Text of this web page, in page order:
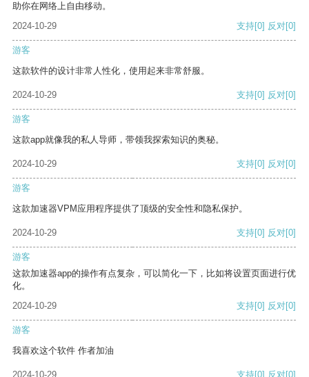
助你在网络上自由移动。
2024-10-29
支持[0] 反对[0]
游客
这款软件的设计非常人性化，使用起来非常舒服。
2024-10-29 支持[0] 反对[0]
游客
这款app就像我的私人导师，带领我探索知识的奥秘。
2024-10-29 支持[0] 反对[0]
游客
这款加速器VPM应用程序提供了顶级的安全性和隐私保护。
2024-10-29 支持[0] 反对[0]
游客
这款加速器app的操作有点复杂，可以简化一下，比如将设置页面进行优
化。
2024-10-29
支持[0] 反对[0]
游客
我喜欢这个软件 作者加油
2024-10-29 支持[0] 反对[0]